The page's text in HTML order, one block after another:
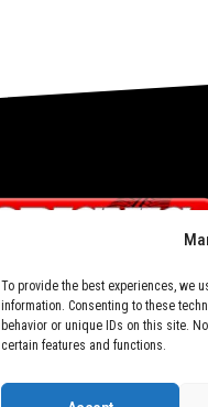
To provide the best experiences, we
information. Consenting to these
behavior or unique IDs on this site.
certain features and functions.